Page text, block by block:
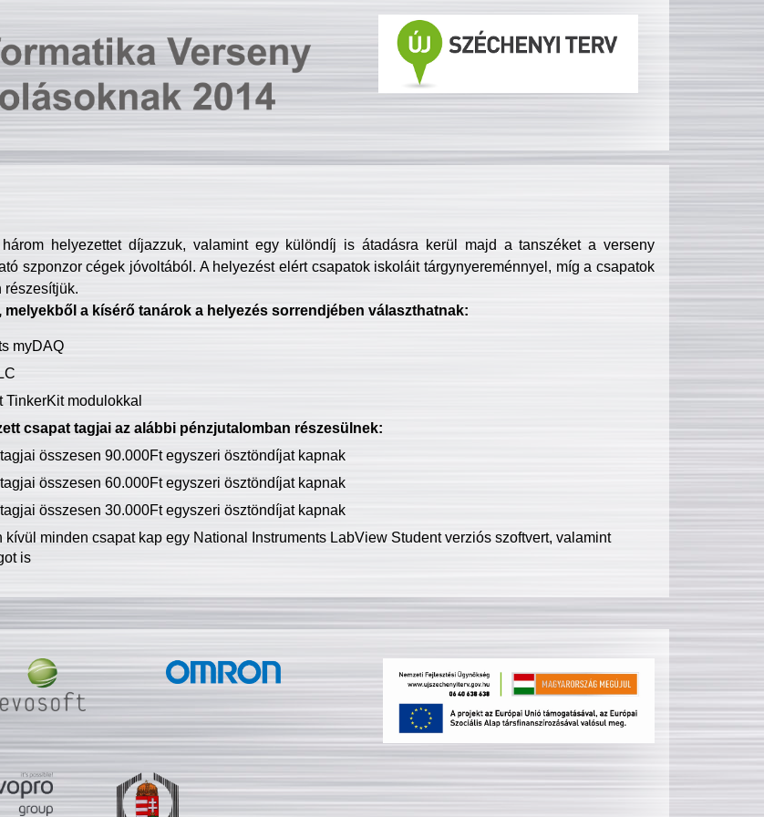
helyezettet díjazzuk, valamint egy különdíj is átadásra kerül majd a tanszéket a verseny
szponzor cégek jóvoltából. A helyezést elért csapatok iskoláit tárgynyereménnyel, míg a csapatok
részesítjük.
melyekből a kísérő tanárok a helyezés sorrendjében választhatnak:
myDAQ
modulokkal
csapat tagjai az alábbi pénzjutalomban részesülnek:
összesen 90.000Ft egyszeri ösztöndíjat kapnak
összesen 60.000Ft egyszeri ösztöndíjat kapnak
összesen 30.000Ft egyszeri ösztöndíjat kapnak
kívül minden csapat kap egy National Instruments LabView Student verziós szoftvert, valamint
is